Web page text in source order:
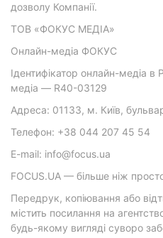
дозволу Компанії.
ТОВ «ФОКУС МЕДІА»
Онлайн-медіа ФОКУС
Ідентифікатор онлайн-медіа в
медіа — R40-03129
Адреса: 01133, м. Київ,
Телефон: +38 044 207 45 54
E-mail: info@focus.ua
FOCUS.UA — більше ніж
Передрук, копіювання або
містить посилання на
будь-якому вигляді суворо